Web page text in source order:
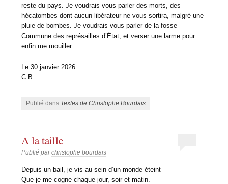
reste du pays. Je voudrais vous parler des morts, des
hécatombes dont aucun libérateur ne vous sortira, malgré une
pluie de bombes. Je voudrais vous parler de la fosse
Commune des représailles d’État, et verser une larme pour
enfin me mouiller.
Le 30 janvier 2026.
C.B.
Publié dans Textes de Christophe Bourdais
A la taille
Publié parchristophe bourdais
Depuis un bail, je vis au sein d’un monde éteint
Que je me cogne chaque jour, soir et matin.